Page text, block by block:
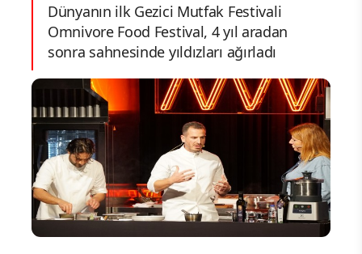
Dünyanın ilk Gezici Mutfak Festivali
Omnivore Food Festival, 4 yıl aradan
sonra sahnesinde yıldızları ağırladı